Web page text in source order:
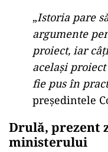
„Istoria pare
argumente
proiect, iar
același
fie pus în
președintele
Drulă, prezent
ministerului